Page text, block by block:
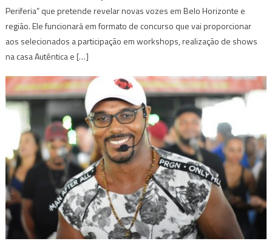
Periferia” que pretende revelar novas vozes em Belo Horizonte e
região. Ele funcionará em formato de concurso que vai proporcionar
aos selecionados a participação em workshops, realização de shows
na casa Autêntica e […]